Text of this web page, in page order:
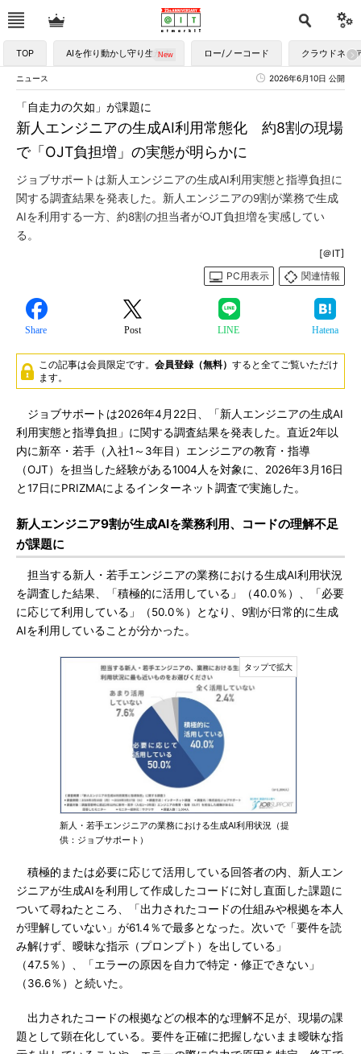
TOP AIを作り動かし守り生かす ロー/ノーコード クラウドネイ
ニュース 2026年6月10日 公開
新人エンジニアの生成AI利用常態化 約8割の現場
で「OJT負担増」の実態が明らかに
「自走力の欠如」が課題に
ジョブサポートは新人エンジニアの生成AI利用実態と指導負担に
関する調査結果を発表した。新人エンジニアの9割が業務で生成
AIを利用する一方、約8割の担当者がOJT負担増を実感してい
る。
[＠IT]
PC用表示
関連情報
Share Post LINE Hatena
この記事は会員限定です。 会員登録（無料） すると全てご覧いただけ
ます。
ジョブサポートは2026年4月22日、「新人エンジニアの生成AI
利用実態と指導負担」に関する調査結果を発表した。直近2年以
内に新卒・若手（入社1～3年目）エンジニアの教育・指導
（OJT）を担当した経験がある1004人を対象に、2026年3月16日
と17日にPRIZMAによるインターネット調査で実施した。
新人エンジニア9割が生成AIを業務利用、コードの理解不足
が課題に
担当する新人・若手エンジニアの業務における生成AI利用状況
を調査した結果、「積極的に活用している」（40.0％）、「必要
に応じて利用している」（50.0％）となり、9割が日常的に生成
AIを利用していることが分かった。
新人・若手エンジニアの業務における生成AI利用状況（提
供：ジョブサポート）
積極的または必要に応じて活用している回答者の内、新人エン
ジニアが生成AIを利用して作成したコードに対し直面した課題に
ついて尋ねたところ、「出力されたコードの仕組みや根拠を本人
が理解していない」が61.4％で最多となった。次いで「要件を読
み解けず、曖昧な指示（プロンプト）を出している」
（47.5％）、「エラーの原因を自力で特定・修正できない」
（36.6％）と続いた。
出力されたコードの根拠などの根本的な理解不足が、現場の課
題として顕在化している。要件を正確に把握しないまま曖昧な指